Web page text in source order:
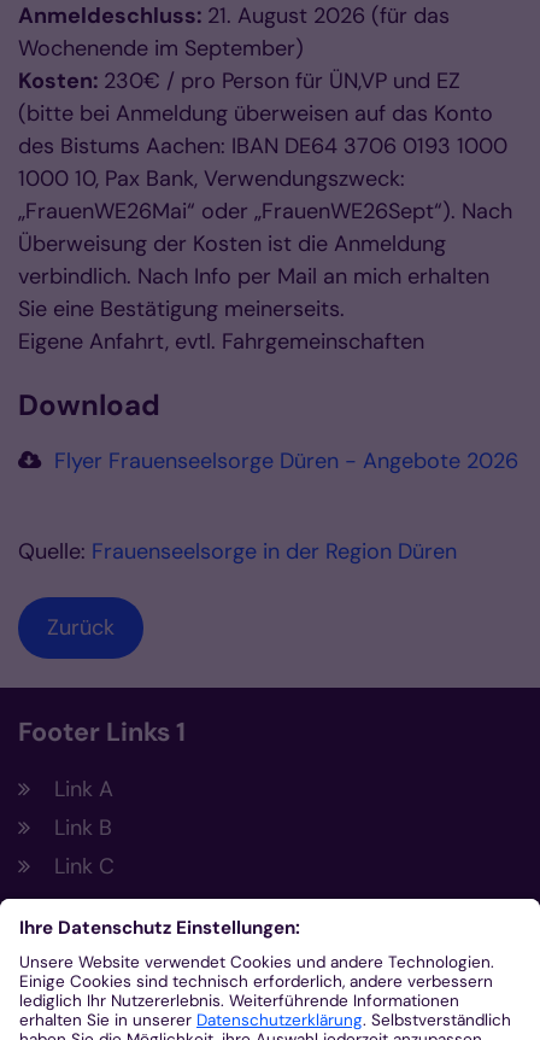
Anmeldeschluss: 21. August 2026 (für das
Wochenende im September)
Kosten: 230€ / pro Person für ÜN,VP und EZ
(bitte bei Anmeldung überweisen auf das Konto
des Bistums Aachen: IBAN DE64 3706 0193 1000
1000 10, Pax Bank, Verwendungszweck:
„FrauenWE26Mai“ oder „FrauenWE26Sept“). Nach
Überweisung der Kosten ist die Anmeldung
verbindlich. Nach Info per Mail an mich erhalten
Sie eine Bestätigung meinerseits.
Eigene Anfahrt, evtl. Fahrgemeinschaften
Download
Flyer Frauenseelsorge Düren - Angebote 2026
Quelle: Frauenseelsorge in der Region Düren
Zurück
Footer Links 1
Link A
Link B
Link C
Footer Links 2
Link A
Link B